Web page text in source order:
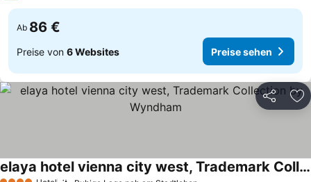
Ab 86 €
Preise von 6 Websites Preise sehen
Teilen
elaya hotel vienna city west, Trademark Collection by Wyndham